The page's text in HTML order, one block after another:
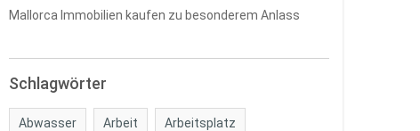
Mallorca Immobilien kaufen zu besonderem Anlass
Schlagwörter
Abwasser Arbeit Arbeitsplatz